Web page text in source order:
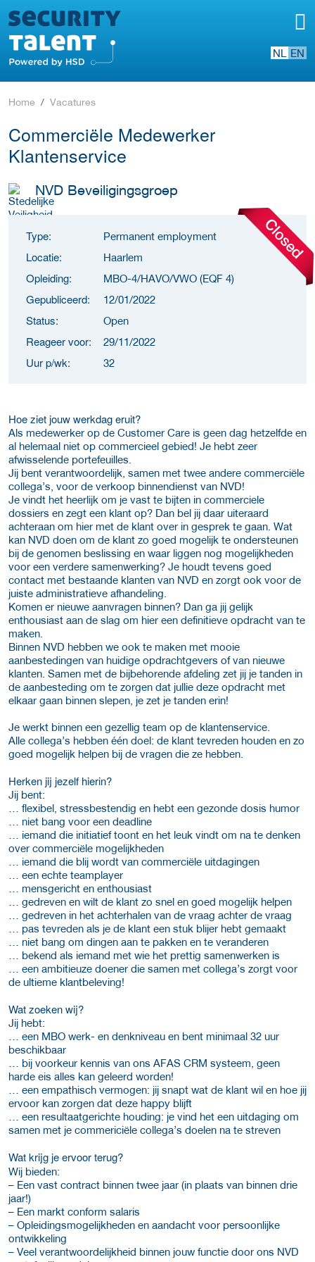
NL EN
Home Vacatures
Commerciële Medewerker
Klantenservice
NVD Beveiligingsgroep
Type: Permanent employment
Locatie: Haarlem
Opleiding: MBO-4/HAVO/VWO (EQF 4)
Gepubliceerd: 12/01/2022
Status: Open
Reageer voor: 29/11/2022
Uur p/wk: 32
Hoe ziet jouw werkdag eruit?
Als medewerker op de Customer Care is geen dag hetzelfde en
al helemaal niet op commercieel gebied! Je hebt zeer
afwisselende portefeuilles.
Jij bent verantwoordelijk, samen met twee andere commerciële
collega’s, voor de verkoop binnendienst van NVD!
Je vindt het heerlijk om je vast te bijten in commerciele
dossiers en zegt een klant op? Dan bel jij daar uiteraard
achteraan om hier met de klant over in gesprek te gaan. Wat
kan NVD doen om de klant zo goed mogelijk te ondersteunen
bij de genomen beslissing en waar liggen nog mogelijkheden
voor een verdere samenwerking? Je houdt tevens goed
contact met bestaande klanten van NVD en zorgt ook voor de
juiste administratieve afhandeling.
Komen er nieuwe aanvragen binnen? Dan ga jij gelijk
enthousiast aan de slag om hier een definitieve opdracht van te
maken.
Binnen NVD hebben we ook te maken met mooie
aanbestedingen van huidige opdrachtgevers of van nieuwe
klanten. Samen met de bijbehorende afdeling zet jij je tanden in
de aanbesteding om te zorgen dat jullie deze opdracht met
elkaar gaan binnen slepen, je zet je tanden erin!
Je werkt binnen een gezellig team op de klantenservice.
Alle collega’s hebben één doel: de klant tevreden houden en zo
goed mogelijk helpen bij de vragen die ze hebben.
Herken jij jezelf hierin?
Jij bent:
… flexibel, stressbestendig en hebt een gezonde dosis humor
… niet bang voor een deadline
… iemand die initiatief toont en het leuk vindt om na te denken
over commerciële mogelijkheden
… iemand die blij wordt van commerciële uitdagingen
… een echte teamplayer
… mensgericht en enthousiast
… gedreven en wilt de klant zo snel en goed mogelijk helpen
… gedreven in het achterhalen van de vraag achter de vraag
… pas tevreden als je de klant een stuk blijer hebt gemaakt
… niet bang om dingen aan te pakken en te veranderen
… bekend als iemand met wie het prettig samenwerken is
… een ambitieuze doener die samen met collega’s zorgt voor
de ultieme klantbeleving!
Wat zoeken wij?
Jij hebt:
… een MBO werk- en denkniveau en bent minimaal 32 uur
beschikbaar
… bij voorkeur kennis van ons AFAS CRM systeem, geen
harde eis alles kan geleerd worden!
… een empathisch vermogen: jij snapt wat de klant wil en hoe jij
ervoor kan zorgen dat deze happy blijft
… een resultaatgerichte houding: je vind het een uitdaging om
samen met je commericiële collega’s doelen na te streven
Wat krijg je ervoor terug?
Wij bieden:
– Een vast contract binnen twee jaar (in plaats van binnen drie
jaar!)
– Een markt conform salaris
– Opleidingsmogelijkheden en aandacht voor persoonlijke
ontwikkeling
– Veel verantwoordelijkheid binnen jouw functie door ons NVD